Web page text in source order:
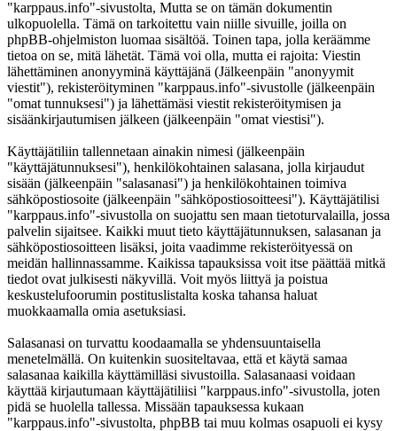
"karppaus.info"-sivustolta, Mutta se on tämän dokumentin
ulkopuolella. Tämä on tarkoitettu vain niille sivuille, joilla on
phpBB-ohjelmiston luomaa sisältöä. Toinen tapa, jolla keräämme
tietoa on se, mitä lähetät. Tämä voi olla, mutta ei rajoita: Viestin
lähettäminen anonyyminä käyttäjänä (Jälkeenpäin "anonyymit
viestit"), rekisteröityminen "karppaus.info"-sivustolle (jälkeenpäin
"omat tunnuksesi") ja lähettämäsi viestit rekisteröitymisen ja
sisäänkirjautumisen jälkeen (jälkeenpäin "omat viestisi").
Käyttäjätiliin tallennetaan ainakin nimesi (jälkeenpäin
"käyttäjätunnuksesi"), henkilökohtainen salasana, jolla kirjaudut
sisään (jälkeenpäin "salasanasi") ja henkilökohtainen toimiva
sähköpostiosoite (jälkeenpäin "sähköpostiosoitteesi"). Käyttäjätilisi
"karppaus.info"-sivustolla on suojattu sen maan tietoturvalailla, jossa
palvelin sijaitsee. Kaikki muut tieto käyttäjätunnuksen, salasanan ja
sähköpostiosoitteen lisäksi, joita vaadimme rekisteröityessä on
meidän hallinnassamme. Kaikissa tapauksissa voit itse päättää mitkä
tiedot ovat julkisesti näkyvillä. Voit myös liittyä ja poistua
keskustelufoorumin postituslistalta koska tahansa haluat
muokkaamalla omia asetuksiasi.
Salasanasi on turvattu koodaamalla se yhdensuuntaisella
menetelmällä. On kuitenkin suositeltavaa, että et käytä samaa
salasanaa kaikilla käyttämilläsi sivustoilla. Salasanaasi voidaan
käyttää kirjautumaan käyttäjätiliisi "karppaus.info"-sivustolla, joten
pidä se huolella tallessa. Missään tapauksessa kukaan
"karppaus.info"-sivustolta, phpBB tai muu kolmas osapuoli ei kysy